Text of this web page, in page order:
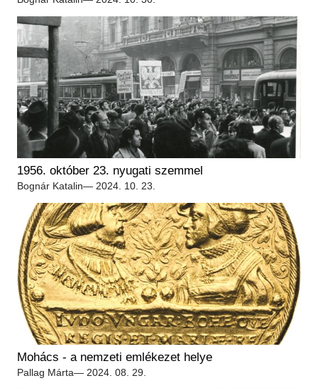
1956. október 23. nyugati szemmel
Bognár Katalin— 2024. 10. 23.
Mohács - a nemzeti emlékezet helye
Pallag Márta— 2024. 08. 29.